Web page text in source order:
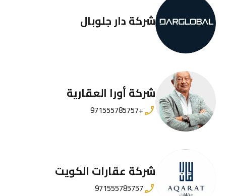
شركة دار جلوبال
شركة أورا العقارية
+971555785757
شركة عقارات الكويت
971555785757